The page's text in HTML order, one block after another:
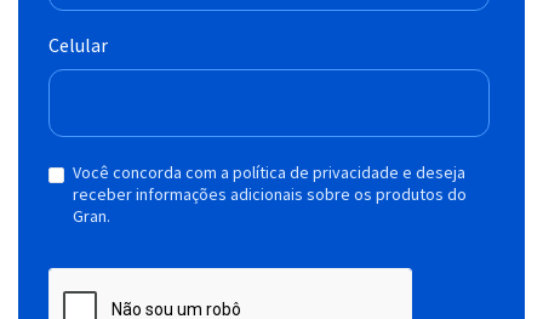
Celular
Você concorda com a política de privacidade e deseja
receber informações adicionais sobre os produtos do
Gran.